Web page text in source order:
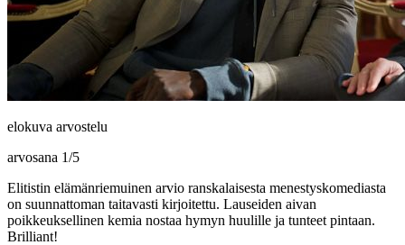
elokuva arvostelu
arvosana 1/5
Elitistin elämänriemuinen arvio ranskalaisesta menestyskomediasta
on suunnattoman taitavasti kirjoitettu. Lauseiden aivan
poikkeuksellinen kemia nostaa hymyn huulille ja tunteet pintaan.
Brilliant!